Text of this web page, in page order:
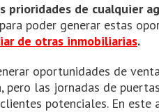
prioridades de cualquier
poder generar estas
de otras inmobiliarias.
oportunidades de
las jornadas de
potenciales. En este